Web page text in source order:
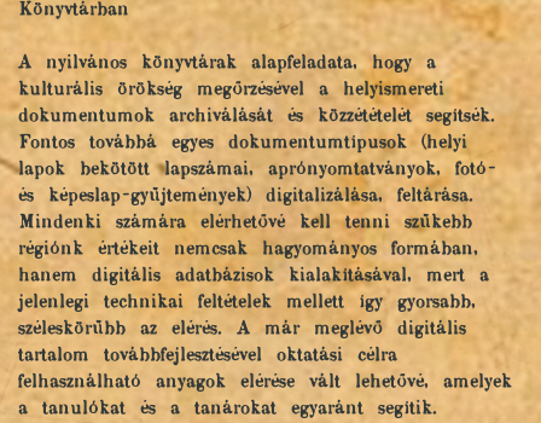
Könyvtárban
A nyilvános könyvtárak alapfeladata, hogy a
kulturális örökség megőrzésével a helyismereti
dokumentumok archiválását és közzétételét segítsék.
Fontos továbbá egyes dokumentumtípusok (helyi
lapok bekötött lapszámai, aprónyomtatványok, fotó-
és képeslap-gyűjtemények) digitalizálása, feltárása.
Mindenki számára elérhetővé kell tenni szűkebb
régiónk értékeit nemcsak hagyományos formában,
hanem digitális adatbázisok kialakításával, mert a
jelenlegi technikai feltételek mellett így gyorsabb,
széleskörűbb az elérés. A már meglévő digitális
tartalom továbbfejlesztésével oktatási célra
felhasználható anyagok elérése vált lehetővé, amelyek
a tanulókat és a tanárokat egyaránt segítik.